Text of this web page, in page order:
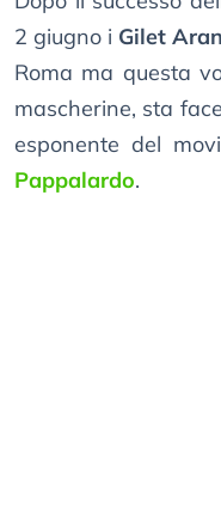
2 giugno i Gilet
Roma ma questa
mascherine, sta
esponente del
Pappalardo.